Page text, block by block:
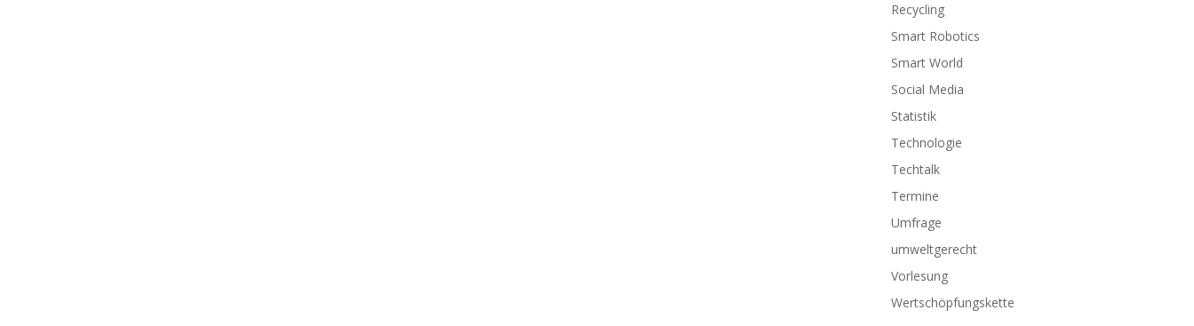
Recycling
Smart Robotics
Smart World
Social Media
Statistik
Technologie
Techtalk
Termine
Umfrage
umweltgerecht
Vorlesung
Wertschöpfungskette